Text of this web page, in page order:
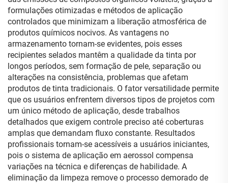
formulações otimizadas e métodos de aplicação
controlados que minimizam a liberação atmosférica de
produtos químicos nocivos. As vantagens no
armazenamento tornam-se evidentes, pois esses
recipientes selados mantêm a qualidade da tinta por
longos períodos, sem formação de pele, separação ou
alterações na consistência, problemas que afetam
produtos de tinta tradicionais. O fator versatilidade permite
que os usuários enfrentem diversos tipos de projetos com
um único método de aplicação, desde trabalhos
detalhados que exigem controle preciso até coberturas
amplas que demandam fluxo constante. Resultados
profissionais tornam-se acessíveis a usuários iniciantes,
pois o sistema de aplicação em aerossol compensa
variações na técnica e diferenças de habilidade. A
eliminação da limpeza remove o processo demorado de